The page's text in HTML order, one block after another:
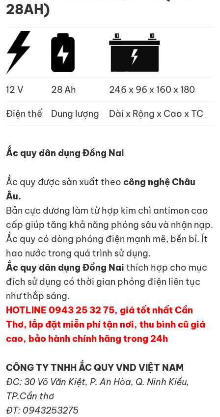
28AH)
12 V 28 Ah 246 x 96 x 160 x 180
Điện thế Dung lượng Dài x Rộng x Cao x TC
Ắc quy dân dụng Đồng Nai
Ắc quy được sản xuất theo công nghệ Châu
Âu.
Bản cực dương làm từ hợp kim chì antimon cao
cấp giúp tăng khả năng phóng sâu và nhận nạp.
Ắc quy có dòng phóng điện mạnh mẽ, bền bỉ. Ít
hao nước trong quá trình sử dụng.
Ắc quy dân dụng Đồng Nai thích hợp cho mục
đích sử dụng có thời gian phóng điện liên tục
như thắp sáng.
HOTLINE 0943 25 32 75, giá tốt nhất Cần
Thơ, lắp đặt miễn phí tận nơi, thu bình cũ giá
cao, bảo hành chính hãng trong 24h
CÔNG TY TNHH ẮC QUY VND VIỆT NAM
ĐC: 30 Võ Văn Kiệt, P. An Hòa, Q. Ninh Kiều,
TP.Cần thơ
ĐT: 0943253275